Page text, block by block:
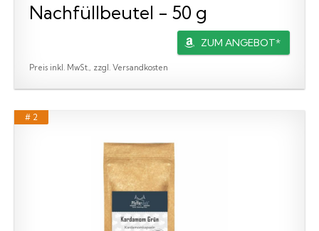
Nachfüllbeutel - 50 g
ZUM ANGEBOT*
Preis inkl. MwSt., zzgl. Versandkosten
# 2